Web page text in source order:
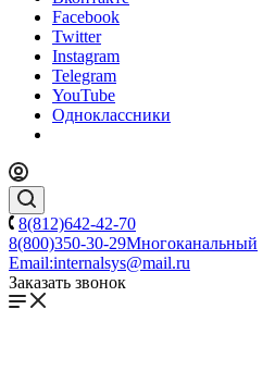
Facebook
Twitter
Instagram
Telegram
YouTube
Одноклассники
8(812)642-42-70
8(800)350-30-29Многоканальный
Email:internalsys@mail.ru
Заказать звонок